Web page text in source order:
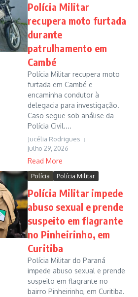
Polícia Militar
recupera moto furtada
durante
patrulhamento em
Cambé
Polícia Militar recupera moto
furtada em Cambé e
encaminha condutor à
delegacia para investigação.
Caso segue sob análise da
Polícia Civil....
Jucélia Rodrigues
julho 29, 2026
Read More
Polícia Polícia Militar
Polícia Militar impede
abuso sexual e prende
suspeito em flagrante
no Pinheirinho, em
Curitiba
Polícia Militar do Paraná
impede abuso sexual e prende
suspeito em flagrante no
bairro Pinheirinho, em Curitiba.